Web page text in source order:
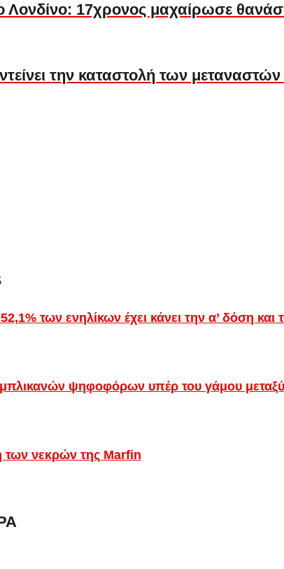
Λονδίνο: 17χρονος μαχαίρωσε
την καταστολή των
των ενηλίκων έχει κάνει την α’ δόση και
ψηφοφόρων υπέρ του γάμου μεταξύ
των νεκρών της Marfin